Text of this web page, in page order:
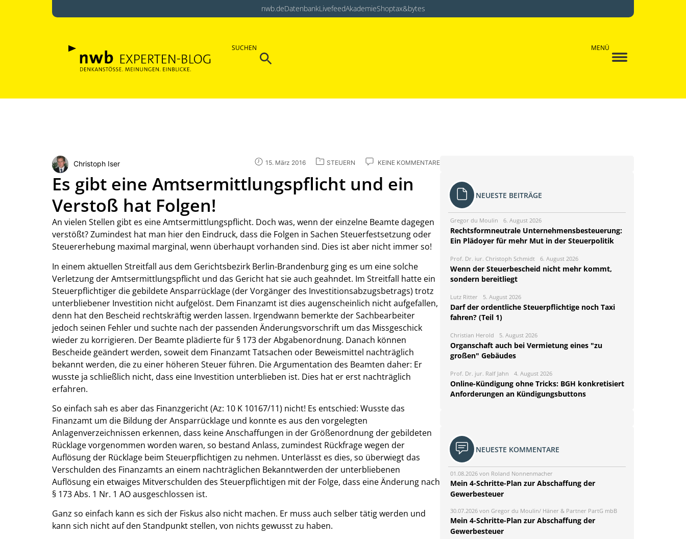
nwb.deDatenbankLivefeedAkademieShoptax&bytes
SUCHEN
Search
MENÜ
Christoph Iser 15. März 2016 STEUERN KEINE KOMMENTARE
Es gibt eine Amtsermittlungspflicht und ein
Verstoß hat Folgen!
An vielen Stellen gibt es eine Amtsermittlungspflicht. Doch was, wenn der einzelne Beamte dagegen
verstößt? Zumindest hat man hier den Eindruck, dass die Folgen in Sachen Steuerfestsetzung oder
Steuererhebung maximal marginal, wenn überhaupt vorhanden sind. Dies ist aber nicht immer so!
In einem aktuellen Streitfall aus dem Gerichtsbezirk Berlin-Brandenburg ging es um eine solche
Verletzung der Amtsermittlungspflicht und das Gericht hat sie auch geahndet. Im Streitfall hatte ein
Steuerpflichtiger die gebildete Ansparrücklage (der Vorgänger des Investitionsabzugsbetrags) trotz
unterbliebener Investition nicht aufgelöst. Dem Finanzamt ist dies augenscheinlich nicht aufgefallen,
denn hat den Bescheid rechtskräftig werden lassen. Irgendwann bemerkte der Sachbearbeiter
jedoch seinen Fehler und suchte nach der passenden Änderungsvorschrift um das Missgeschick
wieder zu korrigieren. Der Beamte plädierte für § 173 der Abgabenordnung. Danach können
Bescheide geändert werden, soweit dem Finanzamt Tatsachen oder Beweismittel nachträglich
bekannt werden, die zu einer höheren Steuer führen. Die Argumentation des Beamten daher: Er
wusste ja schließlich nicht, dass eine Investition unterblieben ist. Dies hat er erst nachträglich
erfahren.
So einfach sah es aber das Finanzgericht (Az: 10 K 10167/11) nicht! Es entschied: Wusste das
Finanzamt um die Bildung der Ansparrücklage und konnte es aus den vorgelegten
Anlagenverzeichnissen erkennen, dass keine Anschaffungen in der Größenordnung der gebildeten
Rücklage vorgenommen worden waren, so bestand Anlass, zumindest Rückfrage wegen der
Auflösung der Rücklage beim Steuerpflichtigen zu nehmen. Unterlässt es dies, so überwiegt das
Verschulden des Finanzamts an einem nachträglichen Bekanntwerden der unterbliebenen
Auflösung ein etwaiges Mitverschulden des Steuerpflichtigen mit der Folge, dass eine Änderung nach
§ 173 Abs. 1 Nr. 1 AO ausgeschlossen ist.
Ganz so einfach kann es sich der Fiskus also nicht machen. Er muss auch selber tätig werden und
kann sich nicht auf den Standpunkt stellen, von nichts gewusst zu haben.
NEUESTE BEITRÄGE
Gregor du Moulin 6. August 2026
Rechtsformneutrale Unternehmensbesteuerung:
Ein Plädoyer für mehr Mut in der Steuerpolitik
Prof. Dr. iur. Christoph Schmidt 6. August 2026
Wenn der Steuerbescheid nicht mehr kommt,
sondern bereitliegt
Lutz Ritter 5. August 2026
Darf der ordentliche Steuerpflichtige noch Taxi
fahren? (Teil 1)
Christian Herold 5. August 2026
Organschaft auch bei Vermietung eines "zu
großen" Gebäudes
Prof. Dr. jur. Ralf Jahn 4. August 2026
Online-Kündigung ohne Tricks: BGH konkretisiert
Anforderungen an Kündigungsbuttons
NEUESTE KOMMENTARE
01.08.2026 von Roland Nonnenmacher
Mein 4-Schritte-Plan zur Abschaffung der
Gewerbesteuer
30.07.2026 von Gregor du Moulin/ Häner & Partner PartG mbB
Mein 4-Schritte-Plan zur Abschaffung der
Gewerbesteuer